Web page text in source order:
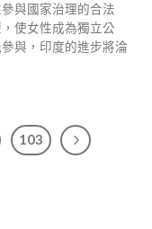
與國家治理的合法
使女性成為獨立公
與，印度的進步將淪
103